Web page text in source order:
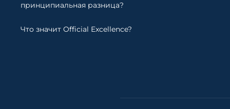
принципиальная разница?
Что значит Official Excellence?